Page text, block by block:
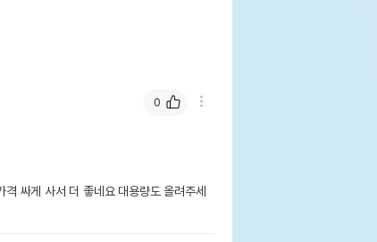
싸게 사서 더 좋네요 대용량도 올려주세
0